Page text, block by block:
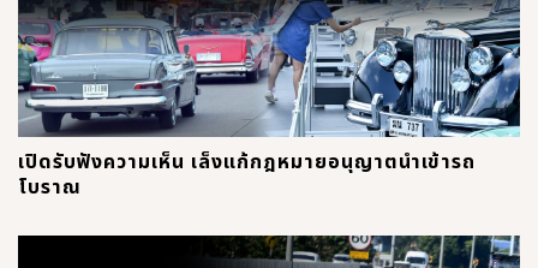
เปิดรับฟังความเห็น เล็งแก้กฎหมายอนุญาตนำเข้ารถ
โบราณ